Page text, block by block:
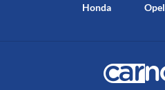
Honda
Opel